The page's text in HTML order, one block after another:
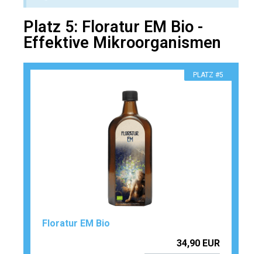
Platz 5: Floratur EM Bio -
Effektive Mikroorganismen
PLATZ #5
Floratur EM Bio
34,90 EUR